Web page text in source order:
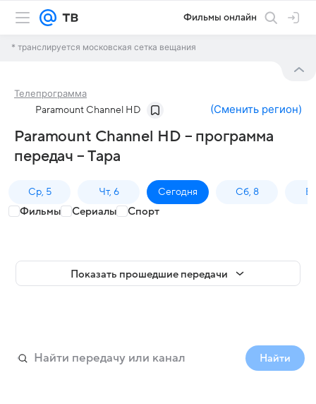
Фильмы онлайн
* транслируется московская сетка вещания
Телепрограмма
Paramount Channel HD (Сменить регион)
Paramount Channel HD – программа
передач – Тара
Ср, 5 Чт, 6 Сегодня Сб, 8
Фильмы Сериалы Спорт
Показать прошедшие передачи
Найти